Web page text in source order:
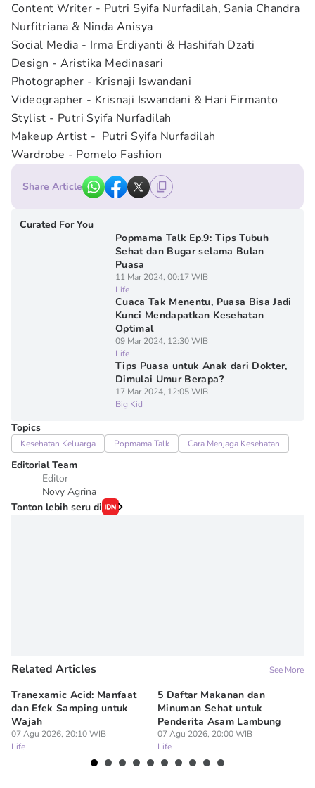
Content Writer - Putri Syifa Nurfadilah, Sania Chandra
Nurfitriana & Ninda Anisya
Social Media - Irma Erdiyanti & Hashifah Dzati
Design - Aristika Medinasari
Photographer - Krisnaji Iswandani
Videographer - Krisnaji Iswandani & Hari Firmanto
Stylist - Putri Syifa Nurfadilah
Makeup Artist - Putri Syifa Nurfadilah
Wardrobe - Pomelo Fashion
Share Article
Curated For You
Popmama Talk Ep.9: Tips Tubuh
Sehat dan Bugar selama Bulan
Puasa
11 Mar 2024, 00:17 WIB
Life
Cuaca Tak Menentu, Puasa Bisa Jadi
Kunci Mendapatkan Kesehatan
Optimal
09 Mar 2024, 12:30 WIB
Life
Tips Puasa untuk Anak dari Dokter,
Dimulai Umur Berapa?
17 Mar 2024, 12:05 WIB
Big Kid
Topics
Kesehatan Keluarga Popmama Talk Cara Menjaga Kesehatan
Editorial Team
Editor
Novy Agrina
Tonton lebih seru di
Related Articles See More
Tranexamic Acid: Manfaat
dan Efek Samping untuk
Wajah
07 Agu 2026, 20:10 WIB
Life
5 Daftar Makanan dan
Minuman Sehat untuk
Penderita Asam Lambung
07 Agu 2026, 20:00 WIB
Life